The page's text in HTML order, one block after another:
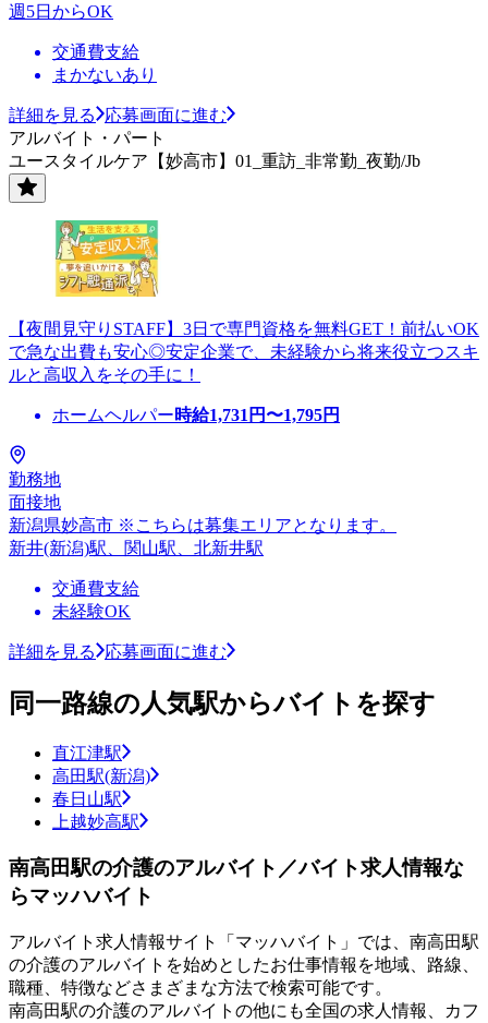
週5日からOK
交通費支給
まかないあり
詳細を見る
応募画面に進む
アルバイト・パート
ユースタイルケア【妙高市】01_重訪_非常勤_夜勤/Jb
【夜間見守りSTAFF】3日で専門資格を無料GET！前払いOK
で急な出費も安心◎安定企業で、未経験から将来役立つスキ
ルと高収入をその手に！
ホームヘルパー時給1,731 円〜1,795円
勤務地
面接地
新潟県妙高市 ※こちらは募集エリアとなります。
新井(新潟)駅、関山駅、北新井駅
交通費支給
未経験OK
詳細を見る 応募画面に進む
同一路線の人気駅からバイトを探す
直江津駅
高田駅(新潟)
春日山駅
上越妙高駅
南高田駅の介護のアルバイト／バイト求人情報な
らマッハバイト
アルバイト求人情報サイト「マッハバイト」では、南高田駅
の介護のアルバイトを始めとしたお仕事情報を地域、路線、
職種、特徴などさまざまな方法で検索可能です。
南高田駅の介護のアルバイトの他にも全国の求人情報、カフ